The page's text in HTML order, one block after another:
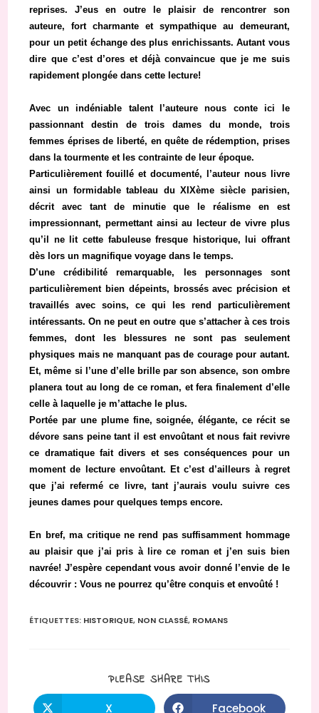
reprises. J’eus en outre le plaisir de rencontrer son
auteure, fort charmante et sympathique au demeurant,
pour un petit échange des plus enrichissants. Autant vous
dire que c’est d’ores et déjà convaincue que je me suis
rapidement plongée dans cette lecture!
Avec un indéniable talent l’auteure nous conte ici le
passionnant destin de trois dames du monde, trois
femmes éprises de liberté, en quête de rédemption, prises
dans la tourmente et les contrainte de leur époque.
Particulièrement fouillé et documenté, l’auteur nous livre
ainsi un formidable tableau du XIXème siècle parisien,
décrit avec tant de minutie que le réalisme en est
impressionnant, permettant ainsi au lecteur de vivre plus
qu’il ne lit cette fabuleuse fresque historique, lui offrant
dès lors un magnifique voyage dans le temps.
D’une crédibilité remarquable, les personnages sont
particulièrement bien dépeints, brossés avec précision et
travaillés avec soins, ce qui les rend particulièrement
intéressants. On ne peut en outre que s’attacher à ces trois
femmes, dont les blessures ne sont pas seulement
physiques mais ne manquant pas de courage pour autant.
Et, même si l’une d’elle brille par son absence, son ombre
planera tout au long de ce roman, et fera finalement d’elle
celle à laquelle je m’attache le plus.
Portée par une plume fine, soignée, élégante, ce récit se
dévore sans peine tant il est envoûtant et nous fait revivre
ce dramatique fait divers et ses conséquences pour un
moment de lecture envoûtant. Et c’est d’ailleurs à regret
que j’ai refermé ce livre, tant j’aurais voulu suivre ces
jeunes dames pour quelques temps encore.
En bref, ma critique ne rend pas suffisamment hommage
au plaisir que j’ai pris à lire ce roman et j’en suis bien
navrée! J’espère cependant vous avoir donné l’envie de le
découvrir : Vous ne pourrez qu’être conquis et envoûté !
ÉTIQUETTES: HISTORIQUE, NON CLASSÉ, ROMANS
PLEASE SHARE THISPARTAGER
X Facebook